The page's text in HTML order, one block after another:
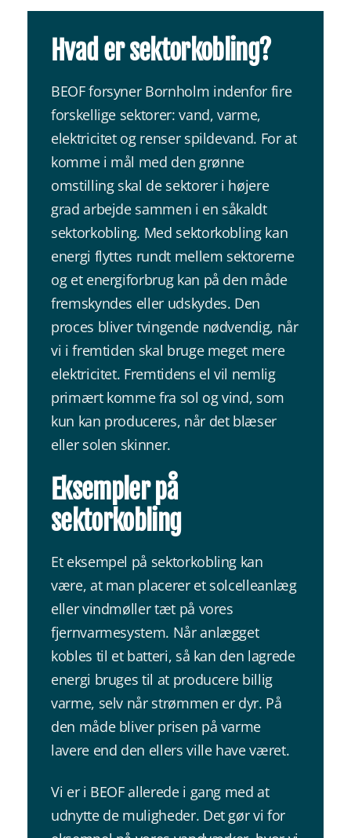
Hvad er sektorkobling?
BEOF forsyner Bornholm indenfor fire
forskellige sektorer: vand, varme,
elektricitet og renser spildevand. For at
komme i mål med den grønne
omstilling skal de sektorer i højere
grad arbejde sammen i en såkaldt
sektorkobling. Med sektorkobling kan
energi flyttes rundt mellem sektorerne
og et energiforbrug kan på den måde
fremskyndes eller udskydes. Den
proces bliver tvingende nødvendig, når
vi i fremtiden skal bruge meget mere
elektricitet. Fremtidens el vil nemlig
primært komme fra sol og vind, som
kun kan produceres, når det blæser
eller solen skinner.
Eksempler på
sektorkobling
Et eksempel på sektorkobling kan
være, at man placerer et solcelleanlæg
eller vindmøller tæt på vores
fjernvarmesystem. Når anlægget
kobles til et batteri, så kan den lagrede
energi bruges til at producere billig
varme, selv når strømmen er dyr. På
den måde bliver prisen på varme
lavere end den ellers ville have været.
Vi er i BEOF allerede i gang med at
udnytte de muligheder. Det gør vi for